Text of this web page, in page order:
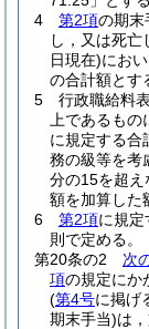
4
第2項の期末
し，又は死
日現在)にお
の合計額とす
5
行政職給料
上であるもの
に規定する合
務の級等を考
分の15を超え
額を加算した
6
第2項に規定
則で定める。
第20条の2
次
項の規定にか
(第4号に掲げ
期末手当)は